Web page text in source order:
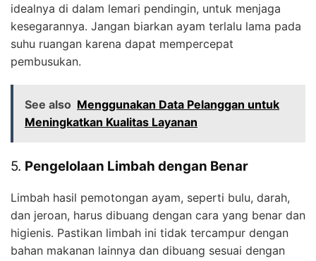
idealnya di dalam lemari pendingin, untuk menjaga
kesegarannya. Jangan biarkan ayam terlalu lama pada
suhu ruangan karena dapat mempercepat
pembusukan.
See also Menggunakan Data Pelanggan untuk
Meningkatkan Kualitas Layanan
5. Pengelolaan Limbah dengan Benar
Limbah hasil pemotongan ayam, seperti bulu, darah,
dan jeroan, harus dibuang dengan cara yang benar dan
higienis. Pastikan limbah ini tidak tercampur dengan
bahan makanan lainnya dan dibuang sesuai dengan